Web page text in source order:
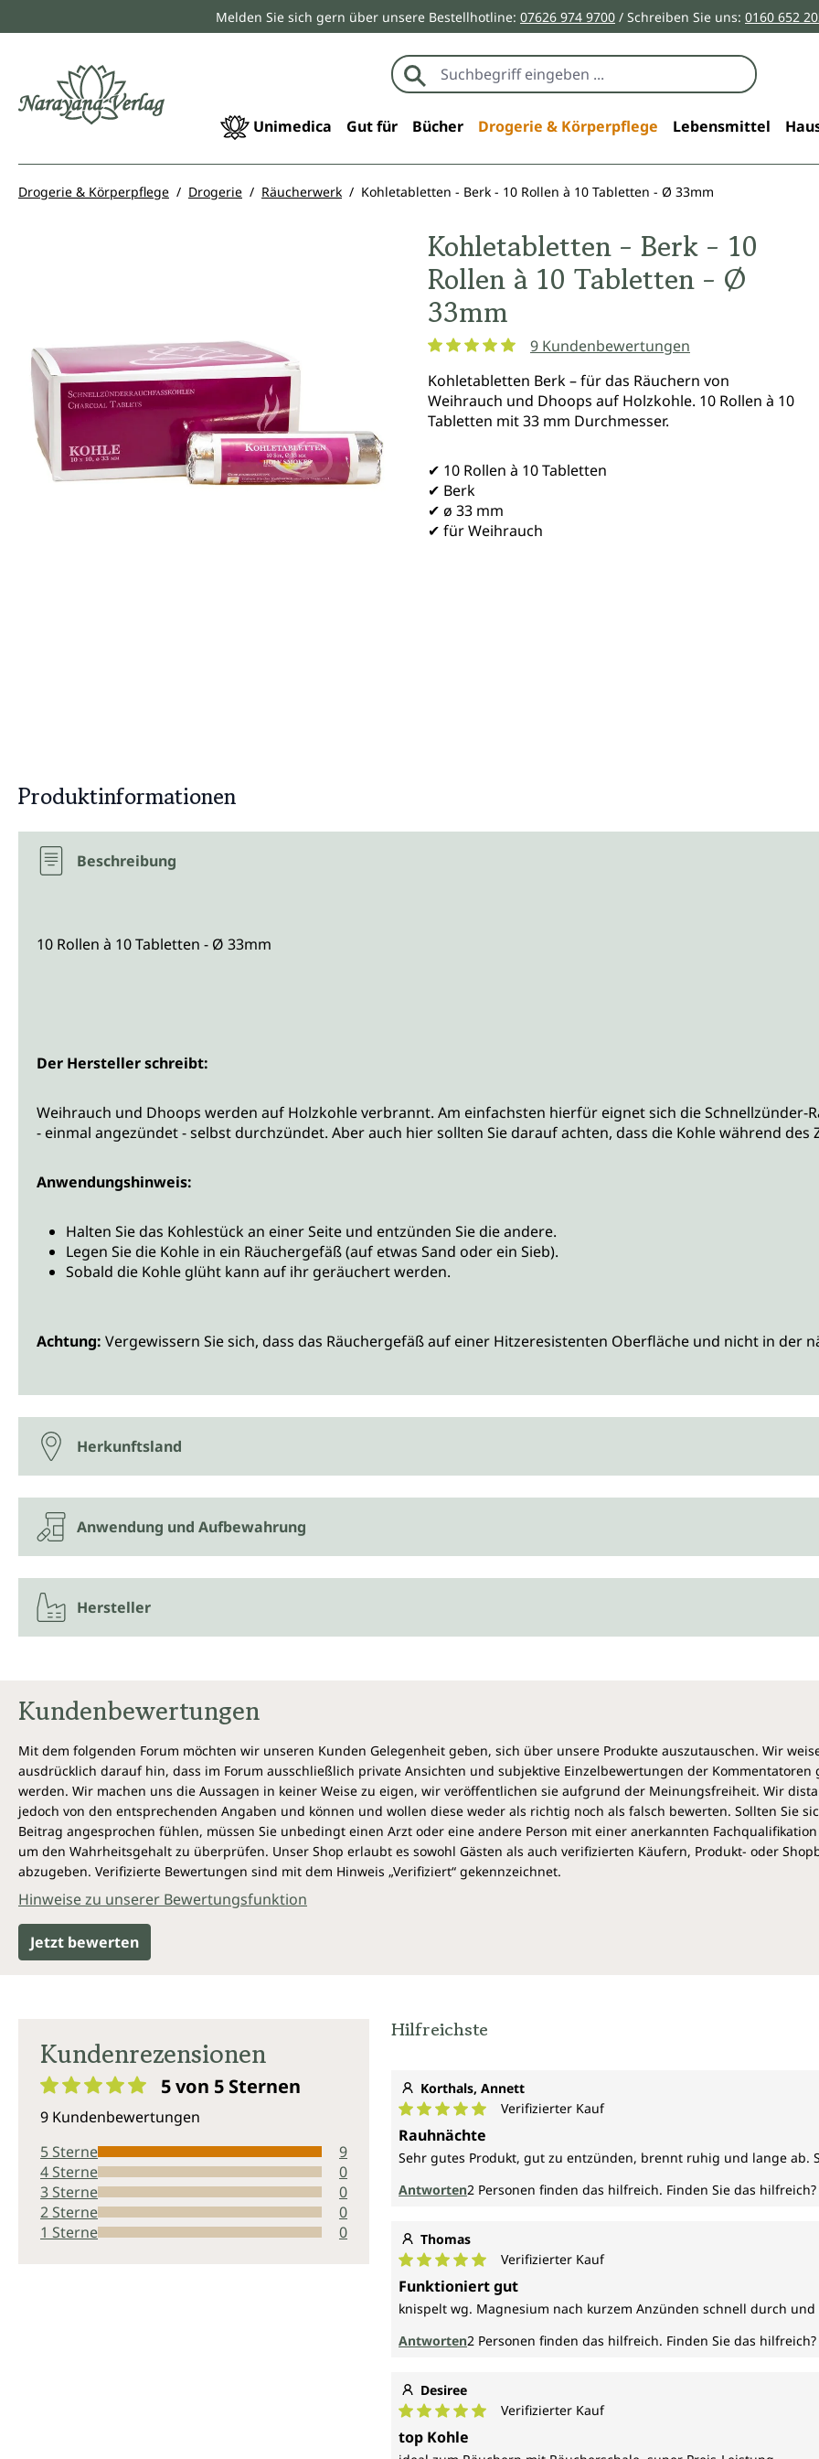
Zur Hauptnavigation springenMelden Sie sich gern über unsere Bestellhotline: 07626 974 9700 / Schreiben Sie uns: 0160 652
Unimedica Gut für Bücher Drogerie & Körperpflege Lebensmittel
Drogerie & Körperpflege Drogerie Räucherwerk Kohletabletten - Berk - 10 Rollen à 10 Tabletten - Ø 33mm
Kohletabletten - Berk - 10
Rollen à 10 Tabletten - Ø
33mm
9 Kundenbewertungen
Kohletabletten Berk – für das Räuchern von
Weihrauch und Dhoops auf Holzkohle. 10 Rollen à 10
Tabletten mit 33 mm Durchmesser.
✔ 10 Rollen à 10 Tabletten
✔ Berk
✔ ø 33 mm
✔ für Weihrauch
Produktinformationen
Beschreibung
10 Rollen à 10 Tabletten - Ø 33mm
Der Hersteller schreibt:
Weihrauch und Dhoops werden auf Holzkohle verbrannt. Am einfachsten hierfür eignet sich die Schnellzünder-
- einmal angezündet - selbst durchzündet. Aber auch hier sollten Sie darauf achten, dass die Kohle während
Anwendungshinweis:
Halten Sie das Kohlestück an einer Seite und entzünden Sie die andere.
Legen Sie die Kohle in ein Räuchergefäß (auf etwas Sand oder ein Sieb).
Sobald die Kohle glüht kann auf ihr geräuchert werden.
Achtung: Vergewissern Sie sich, dass das Räuchergefäß auf einer Hitzeresistenten Oberfläche und nicht in der
Herkunftsland
Anwendung und Aufbewahrung
Hersteller
Kundenbewertungen
Mit dem folgenden Forum möchten wir unseren Kunden Gelegenheit geben, sich über unsere Produkte auszutauschen. Wir
ausdrücklich darauf hin, dass im Forum ausschließlich private Ansichten und subjektive Einzelbewertungen der Kommentatoren
werden. Wir machen uns die Aussagen in keiner Weise zu eigen, wir veröffentlichen sie aufgrund der Meinungsfreiheit. Wir
jedoch von den entsprechenden Angaben und können und wollen diese weder als richtig noch als falsch bewerten. Sollten Sie
Beitrag angesprochen fühlen, müssen Sie unbedingt einen Arzt oder eine andere Person mit einer anerkannten
um den Wahrheitsgehalt zu überprüfen. Unser Shop erlaubt es sowohl Gästen als auch verifizierten Käufern, Produkt- oder
abzugeben. Verifizierte Bewertungen sind mit dem Hinweis „Verifiziert“ gekennzeichnet.
Hinweise zu unserer Bewertungsfunktion
Jetzt bewerten
Kundenrezensionen
5 von 5 Sternen
9 Kundenbewertungen
5 Sterne
9
4 Sterne
0
3 Sterne
0
2 Sterne
0
1 Sterne
0
Hilfreichste
Korthals, Annett
Durchschnittliche Bewertung von 5 von 5 Sternen
Verifizierter Kauf
Rauhnächte
Sehr gutes Produkt, gut zu entzünden, brennt ruhig und lange ab.
Antworten2 Personen finden das hilfreich. Finden Sie das hilfreich?
Thomas
Durchschnittliche Bewertung von 5 von 5 Sternen
Verifizierter Kauf
Funktioniert gut
knispelt wg. Magnesium nach kurzem Anzünden schnell durch
Antworten2 Personen finden das hilfreich. Finden Sie das hilfreich?
Desiree
Durchschnittliche Bewertung von 5 von 5 Sternen
Verifizierter Kauf
top Kohle